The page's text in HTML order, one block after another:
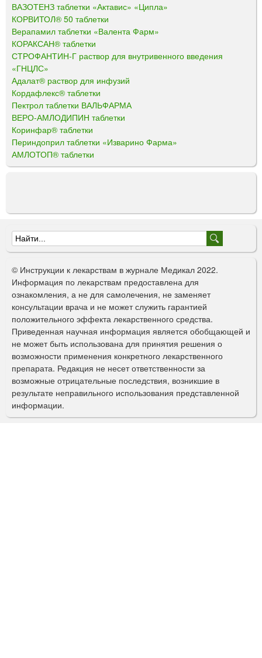
ВАЗОТЕНЗ таблетки «Актавис» «Ципла»
КОРВИТОЛ® 50 таблетки
Верапамил таблетки «Валента Фарм»
КОРАКСАН® таблетки
СТРОФАНТИН-Г раствор для внутривенного введения
«ГНЦЛС»
Адалат® раствор для инфузий
Кордафлекс® таблетки
Пектрол таблетки ВАЛЬФАРМА
ВЕРО-АМЛОДИПИН таблетки
Коринфар® таблетки
Периндоприл таблетки «Изварино Фарма»
АМЛОТОП® таблетки
Ф
о
р
м
а
п
о
и
с
к
© Инструкции к лекарствам в журнале Медикал 2022.
Информация по лекарствам предоставлена для
ознакомления, а не для самолечения, не заменяет
консультации врача и не может служить гарантией
положительного эффекта лекарственного средства.
Приведенная научная информация является обобщающей и
не может быть использована для принятия решения о
возможности применения конкретного лекарственного
препарата. Редакция не несет ответственности за
возможные отрицательные последствия, возникшие в
результате неправильного использования представленной
информации.